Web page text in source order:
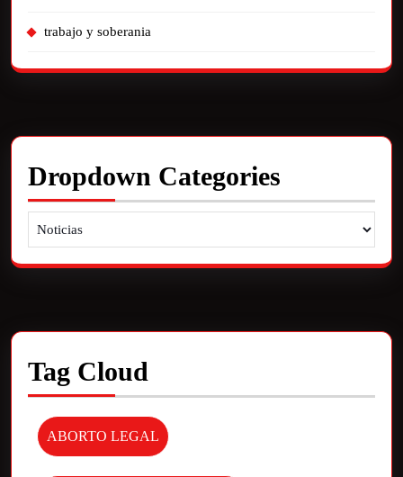
trabajo y soberania
Dropdown Categories
Tag Cloud
ABORTO LEGAL